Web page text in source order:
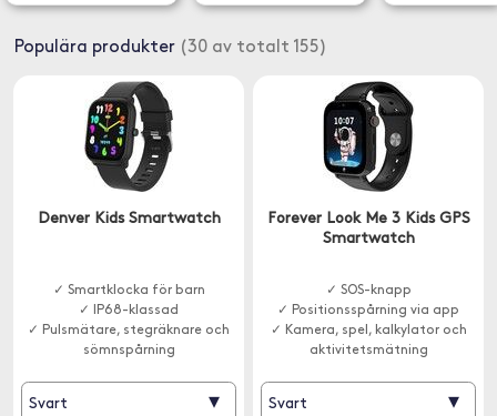
Populära produkter (30 av totalt 155)
Denver Kids Smartwatch
✓ Smartklocka för barn
✓ IP68-klassad
✓ Pulsmätare, stegräknare och
sömnspårning
Svart ▾
Forever Look Me 3 Kids GPS
Smartwatch
✓ SOS-knapp
✓ Positionsspårning via app
✓ Kamera, spel, kalkylator och
aktivitetsmätning
Svart ▾